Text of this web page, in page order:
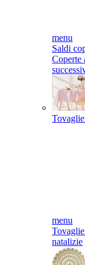
menu
Saldi
Coperte
menu
natalizie